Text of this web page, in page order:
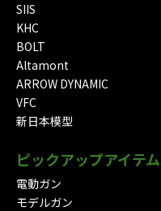
SIIS
KHC
BOLT
Altamont
ARROW DYNAMIC
VFC
新日本模型
ピックアップアイテム
電動ガン
モデルガン